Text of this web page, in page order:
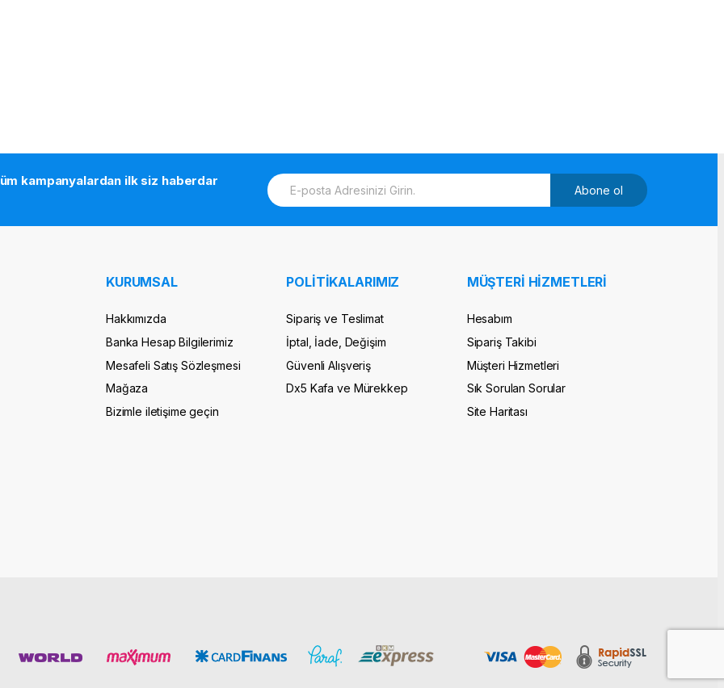
kampanyalardan ilk siz haberdar
E
m
i
Abone ol
KURUMSAL
Hakkımızda
Banka Hesap Bilgilerimiz
Mesafeli Satış Sözleşmesi
Mağaza
Bizimle iletişime geçin
POLİTİKALARIMIZ
Sipariş ve Teslimat
İptal, İade, Değişim
Güvenli Alışveriş
Dx5 Kafa ve Mürekkep
MÜŞTERİ HİZMETLERİ
Hesabım
Sipariş Takibi
Müşteri Hizmetleri
Sık Sorulan Sorular
Site Haritası